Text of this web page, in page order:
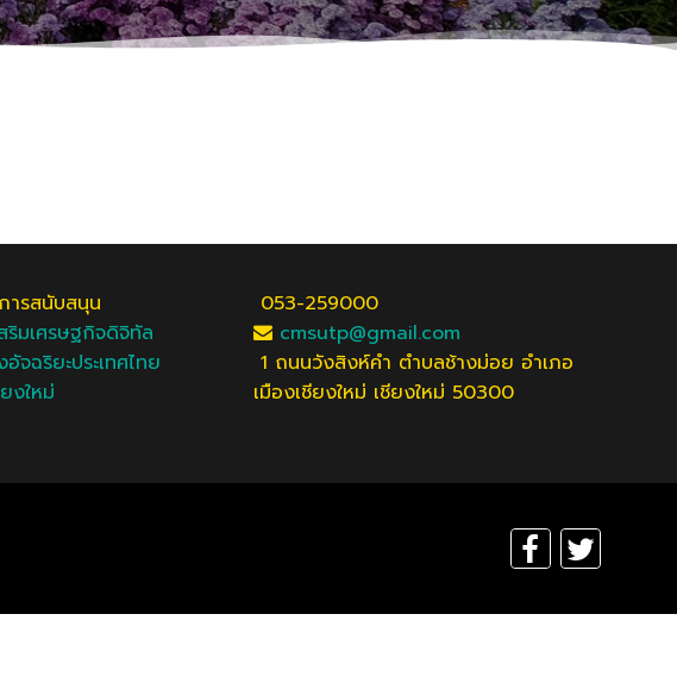
ารสนับสนุน
ริมเศรษฐกิจดิจิทัล
จฉริยะประเทศไทย
งใหม่
053-259000
cmsutp@gmail.com
1 ถนนวังสิงห์คำ ตำบลช้างม่อย อำเภอ
เมืองเชียงใหม่ เชียงใหม่ 50300